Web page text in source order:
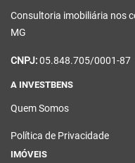
Consultoria imobiliária nos
MG
CNPJ:05.848.705/0001-87
A INVESTBENS
Quem Somos
Política de Privacidade
IMÓVEIS